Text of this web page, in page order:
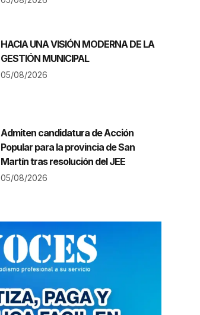
HACIA UNA VISIÓN MODERNA DE LA
GESTIÓN MUNICIPAL
05/08/2026
Admiten candidatura de Acción
Popular para la provincia de San
Martín tras resolución del JEE
05/08/2026